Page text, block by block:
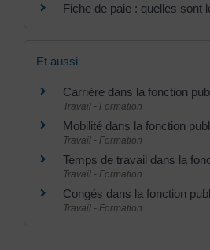
Fiche de paie : quelles sont
Et aussi
Carrière dans la fonction
Travail - Formation
Mobilité dans la fonction
Travail - Formation
Temps de travail dans la
Travail - Formation
Congés dans la fonction
Travail - Formation